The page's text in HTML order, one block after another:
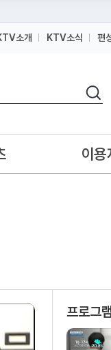
소개 KTV소식 편
검색
이용
프로그